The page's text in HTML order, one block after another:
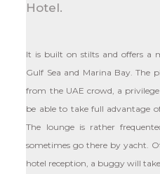
Hotel.
It is built on stilts and offers a
Gulf Sea and Marina Bay. The
from the UAE crowd, a
be able to take full advantage
The lounge is rather
sometimes go there by yacht.
hotel reception, a buggy will